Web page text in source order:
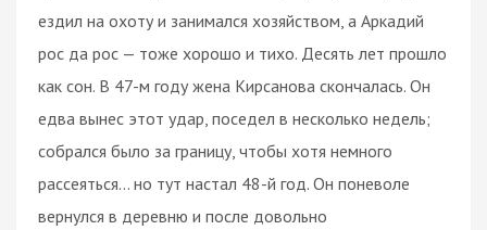
ездил на охоту и занимался хозяйством, а Аркадий
рос да рос — тоже хорошо и тихо. Десять лет прошло
как сон. В 47-м году жена Кирсанова скончалась. Он
едва вынес этот удар, поседел в несколько недель;
собрался было за границу, чтобы хотя немного
рассеяться... но тут настал 48-й год. Он поневоле
вернулся в деревню и после довольно